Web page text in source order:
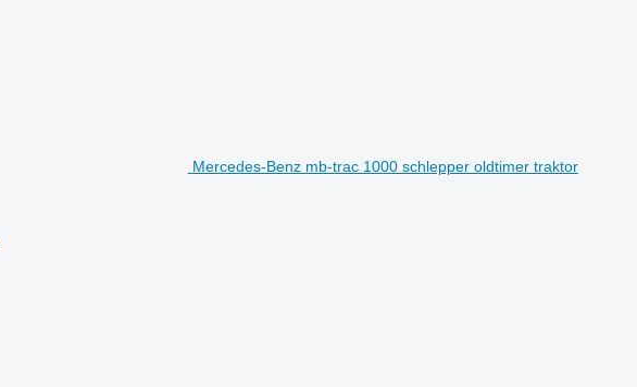
Mercedes-Benz mb-trac 1000 schlepper oldtimer traktor